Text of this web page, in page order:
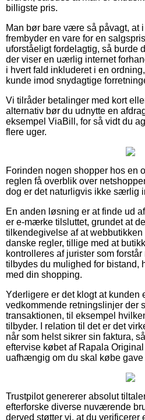
billigste pris.
Man bør bare være så påvagt, at
frembyder en vare for en
uforståeligt fordelagtig, så burde
der viser en uærlig internet
i hvert fald inkluderet i en
kunde imod snydagtige
Vi tilråder betalinger med kort
alternativ bør du udnytte en
eksempel ViaBill, for så vidt du
flere uger.
Forinden nogen shopper hos en
reglen få overblik over
dog er det naturligvis ikke særlig
En anden løsning er at finde ud
er e-mærke tilsluttet, grundet at
tilkendegivelse af at
danske regler, tillige med at
kontrolleres af jurister som
tilbydes du mulighed for bistand,
med din shopping.
Yderligere er det klogt at kunden
vedkommende retningslinjer der
transaktionen, til eksempel
tilbyder. I relation til det er det
når som helst sikrer sin faktura,
eftervise købet af Rapala
uafhængig om du skal købe
Trustpilot genererer absolut
efterforske diverse nuværende
derved støtter vi, at du verificerer